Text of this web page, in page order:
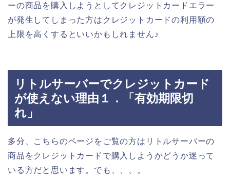
ーの商品を購入しようとしてクレジットカードエラー
が発生してしまった方はクレジットカードの利用額の
上限を高くするといいかもしれません♪
リトルサーバーでクレジットカード
が使えない理由１．「有効期限切
れ」
多分、こちらのページをご覧の方はリトルサーバーの
商品をクレジットカードで購入しようかどうか迷って
いる方だと思います。でも、、、。